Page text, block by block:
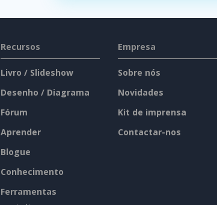
Recursos
Livro / Slideshow
Desenho / Diagrama
Fórum
Aprender
Blogue
Conhecimento
Ferramentas
Empresa
Sobre nós
Novidades
Kit de imprensa
Contactar-nos